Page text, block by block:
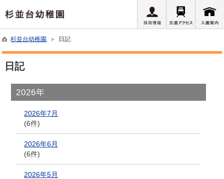
杉並台幼稚園 ＞ 日記
日記
2026年
2026年7月
(6件)
2026年6月
(6件)
2026年5月